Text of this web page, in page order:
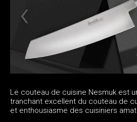
Le couteau de cuisine Nesmuk est
tranchant excellent du couteau de
et enthousiasme des cuisiniers